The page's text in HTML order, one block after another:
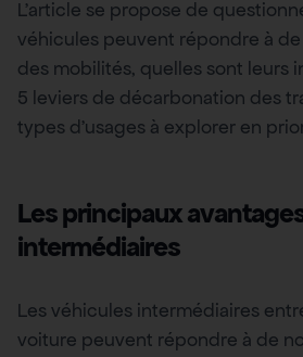
L’article se propose de
véhicules peuvent répondre à
des mobilités, quelles sont leurs
5 leviers de décarbonation des
types d’usages à explorer en
Les principaux
intermédiaires
Les véhicules intermédiaires
voiture peuvent répondre à de